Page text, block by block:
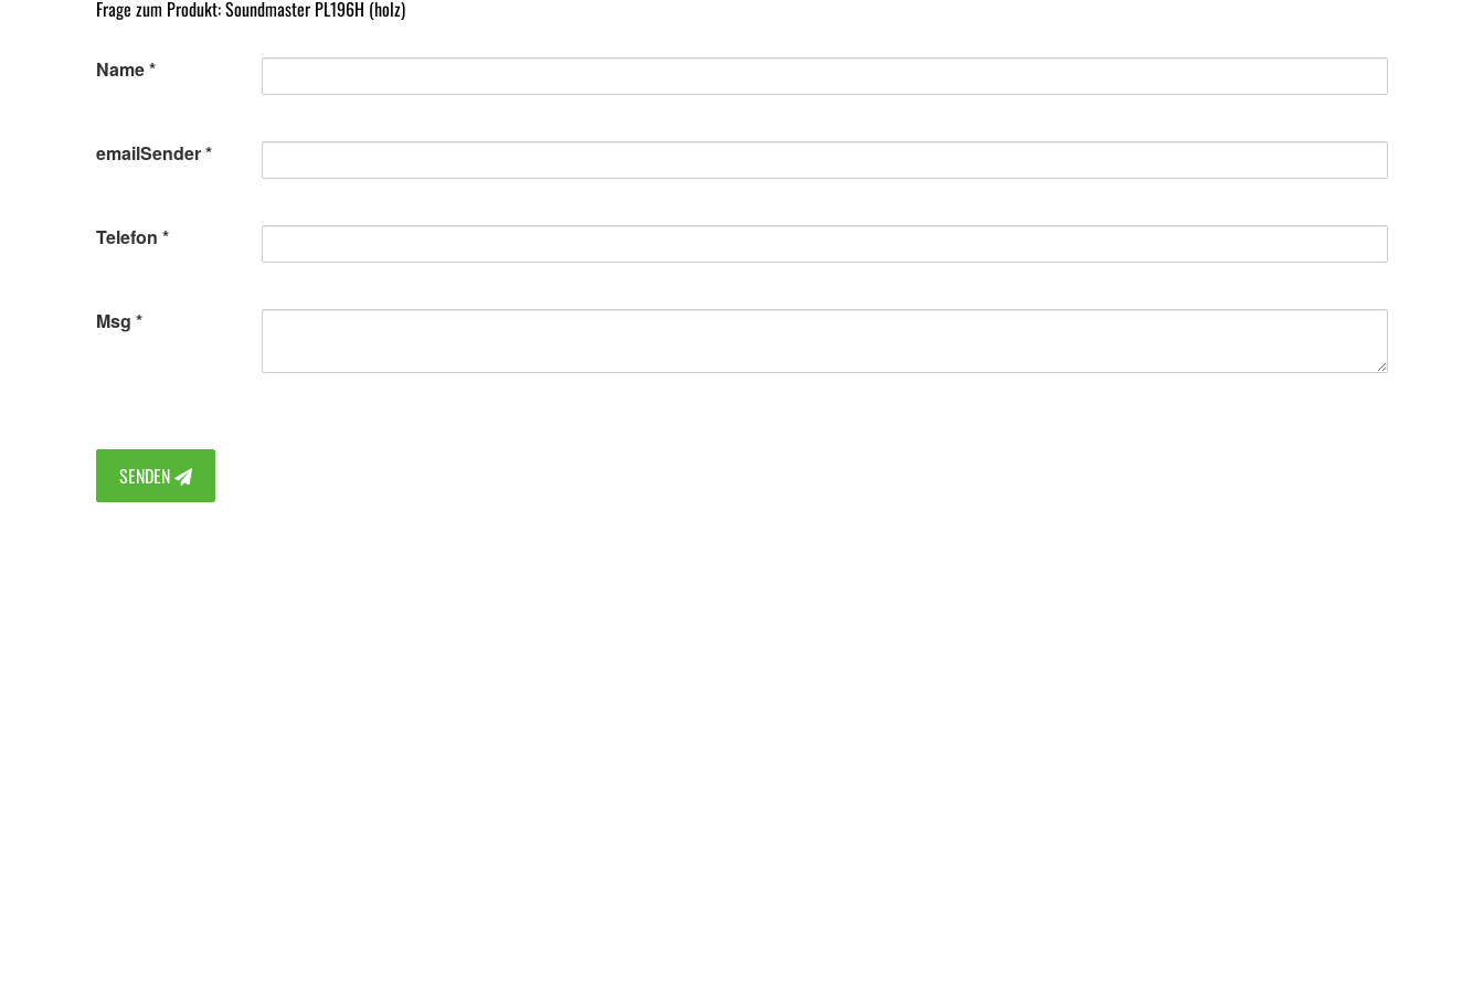
Frage zum Produkt: Soundmaster PL196H (holz)
Name
emailSender
Telefon
Msg
SENDEN